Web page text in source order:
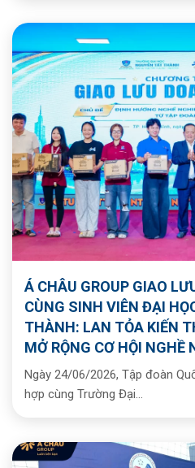
Á CHÂU GROUP GIAO
CÙNG SINH VIÊN ĐẠI
THÀNH: LAN TỎA KIẾN
MỞ RỘNG CƠ HỘI NGHỀ
Ngày 24/06/2026, Tập đoàn
hợp cùng Trường Đại...